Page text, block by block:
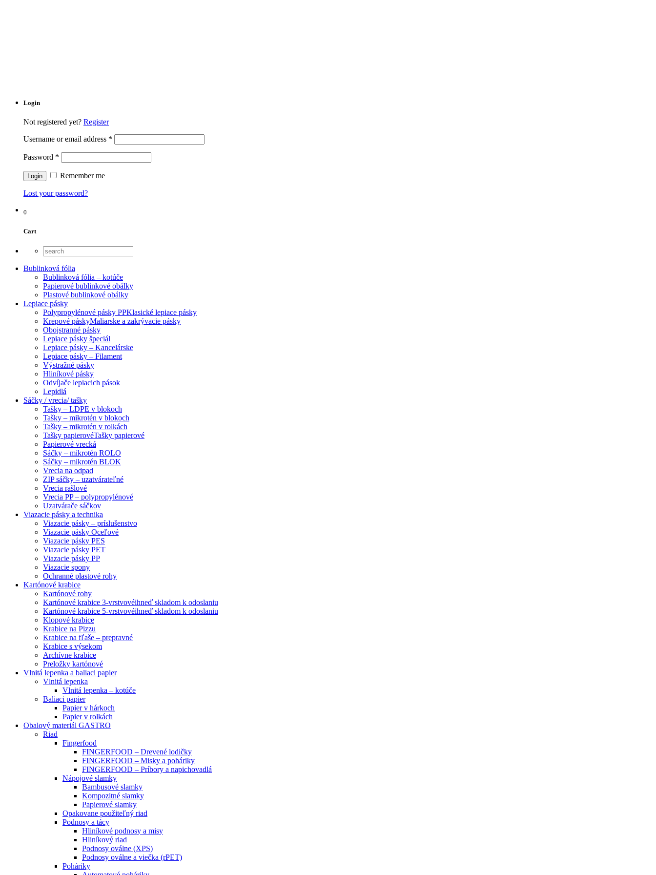
Login
Not registered yet? Register
Username or email address *
Password *
Remember me
Lost your password?
0
Cart
Bublinková fólia
Bublinková fólia – kotúče
Papierové bublinkové obálky
Plastové bublinkové obálky
Lepiace pásky
Polypropylénové pásky PPKlasické lepiace pásky
Krepové páskyMaliarske a zakrývacie pásky
Obojstranné pásky
Lepiace pásky špeciál
Lepiace pásky – Kancelárske
Lepiace pásky – Filament
Výstražné pásky
Hliníkové pásky
Odvíjače lepiacich pások
Lepidlá
Sáčky / vrecia/ tašky
Tašky – LDPE v blokoch
Tašky – mikrotén v blokoch
Tašky – mikrotén v rolkách
Tašky papierovéTašky papierové
Papierové vrecká
Sáčky – mikrotén ROLO
Sáčky – mikrotén BLOK
Vrecia na odpad
ZIP sáčky – uzatvárateľné
Vrecia rašlové
Vrecia PP – polypropylénové
Uzatvárače sáčkov
Viazacie pásky a technika
Viazacie pásky – príslušenstvo
Viazacie pásky Oceľové
Viazacie pásky PES
Viazacie pásky PET
Viazacie pásky PP
Viazacie spony
Ochranné plastové rohy
Kartónové krabice
Kartónové rohy
Kartónové krabice 3-vrstvovéihneď skladom k odoslaniu
Kartónové krabice 5-vrstvovéihneď skladom k odoslaniu
Klopové krabice
Krabice na Pizzu
Krabice na fľaše – prepravné
Krabice s výsekom
Archívne krabice
Preložky kartónové
Vlnitá lepenka a baliaci papier
Vlnitá lepenka
Vlnitá lepenka – kotúče
Baliaci papier
Papier v hárkoch
Papier v rolkách
Obalový materiál GASTRO
Riad
Fingerfood
FINGERFOOD – Drevené lodičky
FINGERFOOD – Misky a poháriky
FINGERFOOD – Príbory a napichovadlá
Nápojové slamky
Bambusové slamky
Kompozitné slamky
Papierové slamky
Opakovane použiteľný riad
Podnosy a tácy
Hliníkové podnosy a misy
Hliníkový riad
Podnosy oválne (XPS)
Podnosy oválne a viečka (rPET)
Poháriky